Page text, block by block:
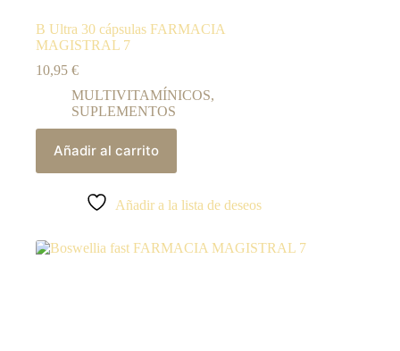
B Ultra 30 cápsulas FARMACIA
MAGISTRAL 7
10,95 €
MULTIVITAMÍNICOS,
SUPLEMENTOS
Añadir al carrito
Añadir a la lista de deseos